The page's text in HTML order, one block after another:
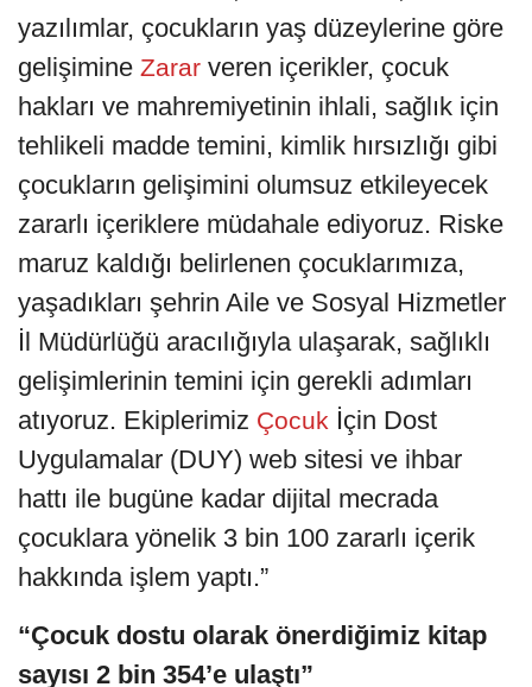
yazılımlar, çocukların yaş düzeylerine göre
gelişimine Zarar veren içerikler, çocuk
hakları ve mahremiyetinin ihlali, sağlık için
tehlikeli madde temini, kimlik hırsızlığı gibi
çocukların gelişimini olumsuz etkileyecek
zararlı içeriklere müdahale ediyoruz. Riske
maruz kaldığı belirlenen çocuklarımıza,
yaşadıkları şehrin Aile ve Sosyal Hizmetler
İl Müdürlüğü aracılığıyla ulaşarak, sağlıklı
gelişimlerinin temini için gerekli adımları
atıyoruz. Ekiplerimiz Çocuk İçin Dost
Uygulamalar (DUY) web sitesi ve ihbar
hattı ile bugüne kadar dijital mecrada
çocuklara yönelik 3 bin 100 zararlı içerik
hakkında işlem yaptı.”
“Çocuk dostu olarak önerdiğimiz kitap
sayısı 2 bin 354’e ulaştı”